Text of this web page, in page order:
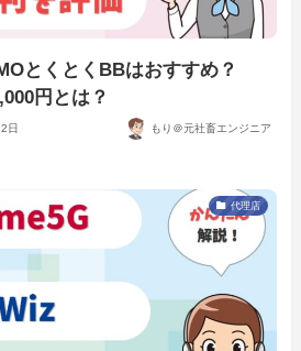
とくとくBBはおすすめ？
円とは？
日 もり＠元社畜エンジニア
代理店